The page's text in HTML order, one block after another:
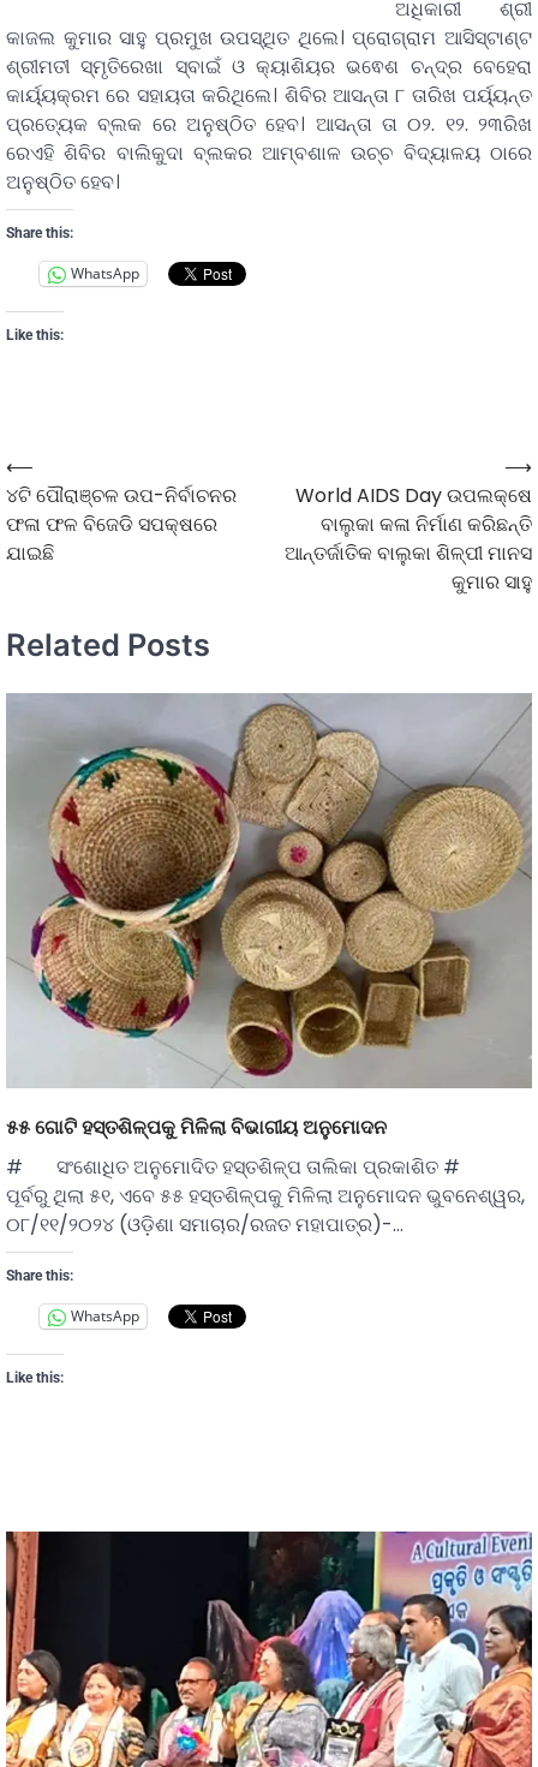
ଅଧିକାରୀ ଶ୍ରୀ
କାଜଲ କୁମାର ସାହୁ ପ୍ରମୁଖ ଉପସ୍ଥିତ ଥିଲେ। ପ୍ରୋଗ୍ରାମ ଆସିସ୍ଟାଣ୍ଟ
ଶ୍ରୀମତୀ ସ୍ମୃତିରେଖା ସ୍ବାଇଁ ଓ କ୍ୟାଶିୟର ଭଵେଶ ଚନ୍ଦ୍ର ବେହେରା
କାର୍ୟ୍ୟକ୍ରମ ରେ ସହାୟତା କରିଥିଲେ। ଶିବିର ଆସନ୍ତା ୮ ତାରିଖ ପର୍ୟ୍ୟନ୍ତ
ପ୍ରତ୍ୟେକ ବ୍ଲକ ରେ ଅନୁଷ୍ଠିତ ହେବ। ଆସନ୍ତା ତା ୦୨. ୧୨. ୨୩ରିଖ
ରେଏହି ଶିବିର ବାଲିକୁଦା ବ୍ଲକର ଆମ୍ବଶାଳ ଉଚ୍ଚ ବିଦ୍ୟାଳୟ ଠାରେ
ଅନୁଷ୍ଠିତ ହେବ।
Share this:
WhatsApp
Like this:
⟵
୪ଟି ପୌରାଞ୍ଚଳ ଉପ-ନିର୍ବାଚନର
ଫଳା ଫଳ ବିଜେଡି ସପକ୍ଷରେ
ଯାଇଛି
World AIDS Day ଉପଲକ୍ଷେ
ବାଲୁକା କଳା ନିର୍ମାଣ କରିଛନ୍ତି
ଆନ୍ତର୍ଜାତିକ ବାଲୁକା ଶିଳ୍ପୀ ମାନସ
କୁମାର ସାହୁ
⟶
Related Posts
୫୫ ଗୋଟି ହସ୍ତଶିଳ୍ପକୁ ମିଳିଲା ବିଭାଗୀୟ ଅନୁମୋଦନ
# ସଂଶୋଧିତ ଅନୁମୋଦିତ ହସ୍ତଶିଳ୍ପ ତାଲିକା ପ୍ରକାଶିତ #
ପୂର୍ବରୁ ଥିଲା ୫୧, ଏବେ ୫୫ ହସ୍ତଶିଳ୍ପକୁ ମିଳିଲା ଅନୁମୋଦନ ଭୁବନେଶ୍ୱର,
୦୮/୧୧/୨୦୨୪ (ଓଡ଼ିଶା ସମାଚାର/ରଜତ ମହାପାତ୍ର)-…
Share this:
WhatsApp
Like this: